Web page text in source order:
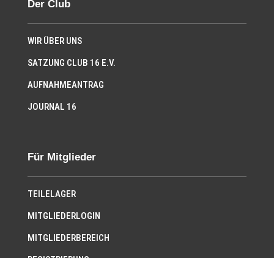
Der Club
WIR ÜBER UNS
SATZUNG CLUB 16 E.V.
AUFNAHMEANTRAG
JOURNAL 16
Für Mitglieder
TEILELAGER
MITGLIEDERLOGIN
MITGLIEDERBEREICH